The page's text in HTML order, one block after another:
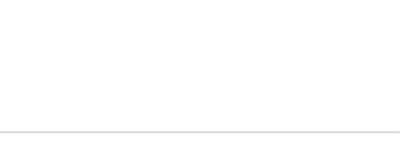
à 35 minutes des plages océanes, maison de Maître en
véranda donnant accès au jardin, d’une cuisine et